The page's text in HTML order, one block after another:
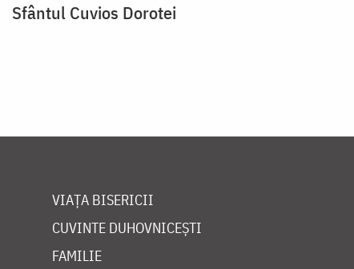
Sfântul Cuvios Dorotei
VIAȚA BISERICII
CUVINTE DUHOVNICEȘTI
FAMILIE